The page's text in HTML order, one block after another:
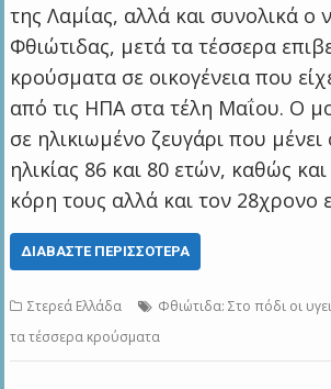
της Λαμίας, αλλά και συνολικά ο
Φθιώτιδας, μετά τα τέσσερα
κρούσματα σε οικογένεια που
από τις ΗΠΑ στα τέλη Μαΐου. Ο
σε ηλικιωμένο ζευγάρι που
ηλικίας 86 και 80 ετών, καθώς
κόρη τους αλλά και τον 28χρονο
ΔΙΑΒΆΣΤΕ ΠΕΡΙΣΣΌΤΕΡΑ
Στερεά Ελλάδα
Φθιώτιδα: Στο πόδι οι
τα τέσσερα κρούσματα